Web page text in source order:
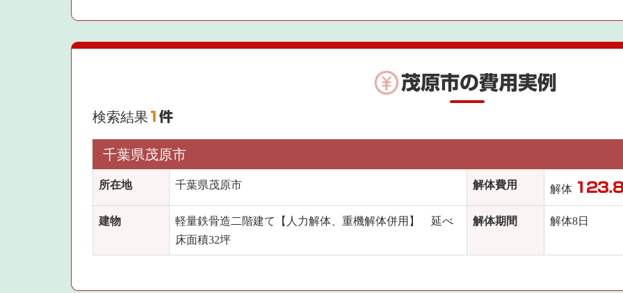
茂原市の費用実例
検索結果 1 件
千葉県茂原市
所在地 千葉県茂原市 解体費用 解体 123.8
建物
軽量鉄骨造二階建て【人力解体、重機解体併用】 延べ
床面積32坪
解体期間 解体8日